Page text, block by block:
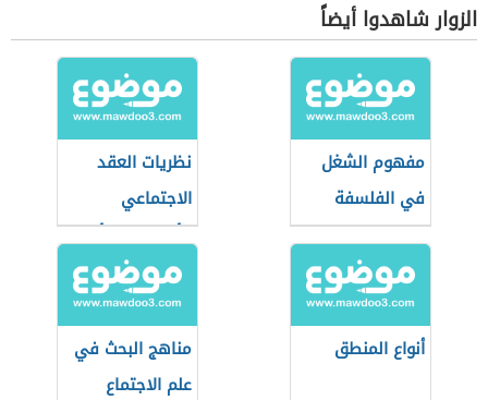
الزوار شاهدوا أيضاً
مفهوم الشغل
في الفلسفة
نظريات العقد
الاجتماعي
كأساس لنشأة
الدولة
أنواع المنطق
مناهج البحث في
علم الاجتماع